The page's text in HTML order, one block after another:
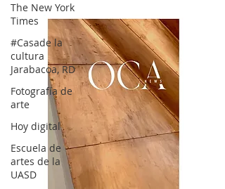
The New York
Times
#Casade la
cultura
Jarabacoa, RD
Fotografía de
arte
Hoy digital
Escuela de
artes de la
UASD